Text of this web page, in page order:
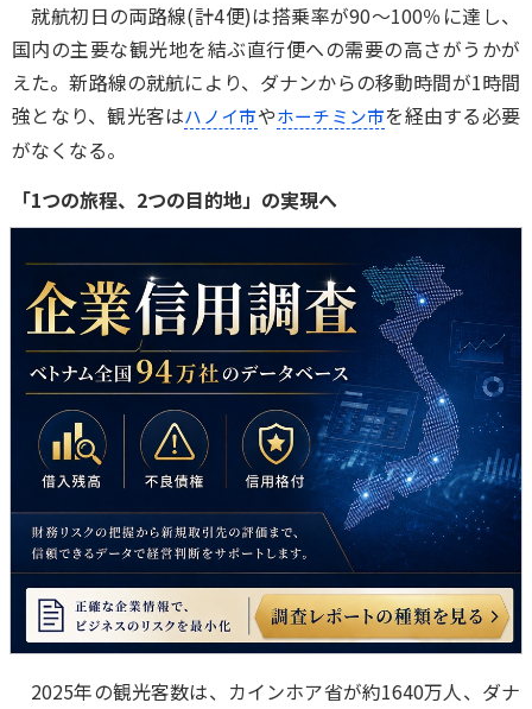
就航初日の両路線(計4便)は搭乗率が90～100％に達し、
国内の主要な観光地を結ぶ直行便への需要の高さがうかが
えた。新路線の就航により、ダナンからの移動時間が1時間
強となり、観光客はハノイ市やホーチミン市を経由する必要
がなくなる。
「1つの旅程、2つの目的地」の実現へ
2025年の観光客数は、カインホア省が約1640万人、ダナ